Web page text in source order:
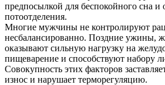
предпосылкой для беспокойного сна и
потоотделения.
Многие мужчины не контролируют
несбалансированно. Поздние ужины,
оказывают сильную нагрузку на
пищеварение и способствуют набору
Совокупность этих факторов
износ и нарушает терморегуляцию.